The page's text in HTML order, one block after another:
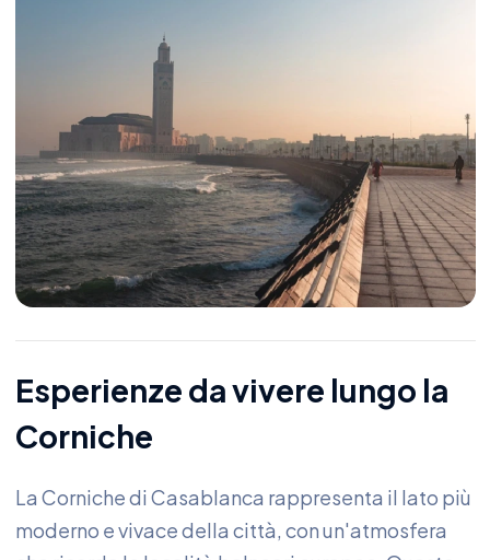
Esperienze da vivere lungo la
Corniche
La Corniche di Casablanca rappresenta il lato più
moderno e vivace della città, con un'atmosfera